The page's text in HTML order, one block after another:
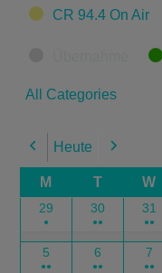
CR 94.4 On Air
All Categories
Previous
Heute Next
M T W
29
●
30
●●
31
●●
5
●●
6
●●
7
●●